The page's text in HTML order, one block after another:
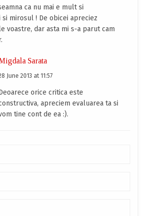
ca nu mai e mult si
mirosul ! De obicei apreciez
voastre, dar asta mi s-a parut cam
Sarata
June 2013 at 11:57
orice critica este
apreciem evaluarea ta si
tine cont de ea :).